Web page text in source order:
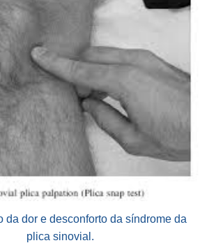
da dor e desconforto da síndrome da
plica sinovial.